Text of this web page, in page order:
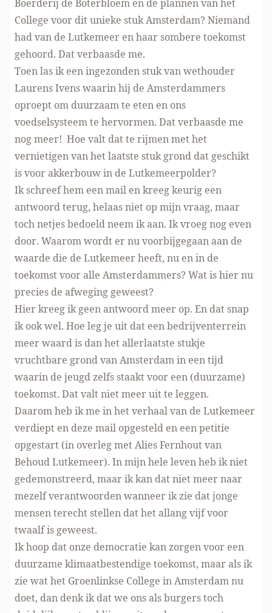
Boerderij de Boterbloem en de plannen van het
College voor dit unieke stuk Amsterdam? Niemand
had van de Lutkemeer en haar sombere toekomst
gehoord. Dat verbaasde me.
Toen las ik een ingezonden stuk van wethouder
Laurens Ivens waarin hij de Amsterdammers
oproept om duurzaam te eten en ons
voedselsysteem te hervormen. Dat verbaasde me
nog meer! Hoe valt dat te rijmen met het
vernietigen van het laatste stuk grond dat geschikt
is voor akkerbouw in de Lutkemeerpolder?
Ik schreef hem een mail en kreeg keurig een
antwoord terug, helaas niet op mijn vraag, maar
toch netjes bedoeld neem ik aan. Ik vroeg nog even
door. Waarom wordt er nu voorbijgegaan aan de
waarde die de Lutkemeer heeft, nu en in de
toekomst voor alle Amsterdammers? Wat is hier nu
precies de afweging geweest?
Hier kreeg ik geen antwoord meer op. En dat snap
ik ook wel. Hoe leg je uit dat een bedrijventerrein
meer waard is dan het allerlaatste stukje
vruchtbare grond van Amsterdam in een tijd
waarin de jeugd zelfs staakt voor een (duurzame)
toekomst. Dat valt niet meer uit te leggen.
Daarom heb ik me in het verhaal van de Lutkemeer
verdiept en deze mail opgesteld en een petitie
opgestart (in overleg met Alies Fernhout van
Behoud Lutkemeer). In mijn hele leven heb ik niet
gedemonstreerd, maar ik kan dat niet meer naar
mezelf verantwoorden wanneer ik zie dat jonge
mensen terecht stellen dat het allang vijf voor
twaalf is geweest.
Ik hoop dat onze democratie kan zorgen voor een
duurzame klimaatbestendige toekomst, maar als ik
zie wat het Groenlinkse College in Amsterdam nu
doet, dan denk ik dat we ons als burgers toch